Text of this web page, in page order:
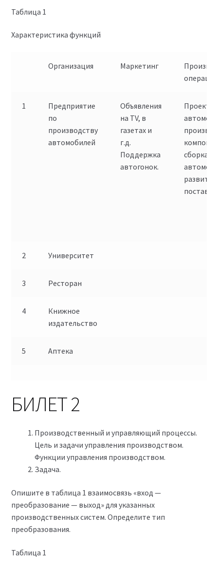
Таблица 1
Характеристика функций
Организация Маркетинг
1
Предприятие
по
производству
автомобилей
Объявления
на TV, в
газетах и
г.д.
Поддержка
автогонок.
сборка
2 Университет
3 Ресторан
4
Книжное
издательство
5 Аптека
БИЛЕТ 2
Производственный и управляющий процессы.
Цель и задачи управления производством.
Функции управления производством.
Задача.
Опишите в таблица 1 взаимосвязь «вход —
преобразование — выход» для указанных
производственных систем. Определите тип
преобразования.
Таблица 1